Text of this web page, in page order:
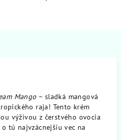
Mango – sladká mangová
raja! Tento krém
výživou z čerstvého ovocia
tú najvzácnejšiu vec na